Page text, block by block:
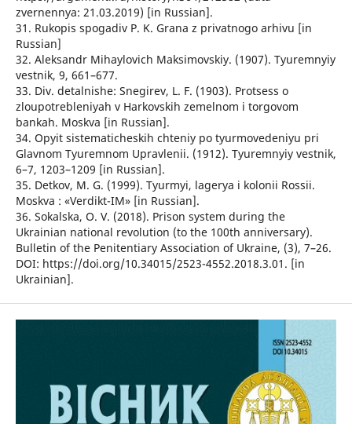
zvernennya: 21.03.2019) [in Russian].
31. Rukopis spogadiv P. K. Grana z privatnogo arhivu [in
Russian]
32. Aleksandr Mihaylovich Maksimovskiy. (1907). Tyuremnyiy
vestnik, 9, 661–677.
33. Div. detalnishe: Snegirev, L. F. (1903). Protsess o
zloupotrebleniyah v Harkovskih zemelnom i torgovom
bankah. Moskva [in Russian].
34. Opyit sistematicheskih chteniy po tyurmovedeniyu pri
Glavnom Tyuremnom Upravlenii. (1912). Tyuremnyiy vestnik,
6–7, 1203–1209 [in Russian].
35. Detkov, M. G. (1999). Tyurmyi, lagerya i kolonii Rossii.
Moskva : «Verdikt-IM» [in Russian].
36. Sokalska, O. V. (2018). Prison system during the
Ukrainian national revolution (to the 100th anniversary).
Bulletin of the Penitentiary Association of Ukraine, (3), 7–26.
DOI: https://doi.org/10.34015/2523-4552.2018.3.01. [in
Ukrainian].